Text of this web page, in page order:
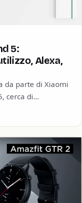
5:
Alexa,
da parte di Xiaomi
cerca di